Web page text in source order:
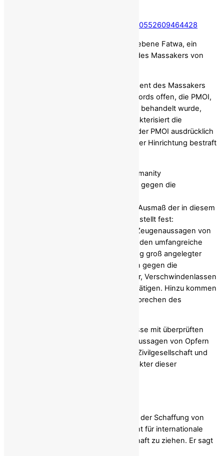
https://x.com/iran_policy/status/1817600552609464428
Die von Ayatollah Chomeini herausgegebene Fatwa, ein
wichtiges Dokument zum Verständnis des Massakers von
„Chomeinis Fatwa, ein Schlüsseldokument des Massakers
von 1988, legt die Absicht des Völkermords offen, die PMOI,
die von den Tätern als religiöse Gruppe behandelt wurde,
physisch zu zerstören. Die Fatwa charakterisiert die
angeblichen religiösen Übertretungen der PMOI ausdrücklich
als „Krieg gegen Gott führen“, der mit der Hinrichtung bestraft
Atrocity Crimes and Crimes Against Humanity
Grausame Verbrechen und Verbrechen gegen die
Der Sonderberichterstatter betont das Ausmaß der in diesem
Zeitraum begangenen Gräueltaten und stellt fest:
„Der Sonderberichterstatter hat durch Zeugenaussagen von
Einzelpersonen, Opfern und Überlebenden umfangreiche
Beweise erhalten, welche die Begehung groß angelegter
‚Gräueltaten‘, insbesondere Verbrechen gegen die
Menschlichkeit wie Massenmord, Folter, Verschwindenlassen
und andere unmenschliche Taten, bestätigen. Hinzu kommen
Beweise und Angaben, die auf das Verbrechen des
Der Bericht untermauert diese Ergebnisse mit überprüften
Dokumentenaufzeichnungen, Zeugenaussagen von Opfern
und Berichten von Organisationen der Zivilgesellschaft und
verdeutlicht den systematischen Charakter dieser
Angesichts der Herausforderungen bei der Schaffung von
Gerechtigkeit im Iran plädiert der Bericht für internationale
Mechanismen, um Täter zur Rechenschaft zu ziehen. Er sagt